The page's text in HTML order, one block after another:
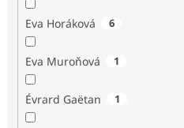
Eva Horáková 6
Eva Muroňová 1
Évrard Gaëtan 1